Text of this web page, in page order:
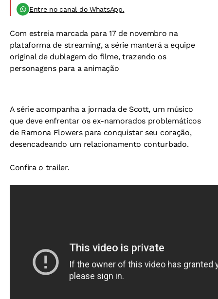
Entre no canal do WhatsApp.
Com estreia marcada para 17 de novembro na
plataforma de streaming, a série manterá a equipe
original de dublagem do filme, trazendo os
personagens para a animação
A série acompanha a jornada de Scott, um músico
que deve enfrentar os ex-namorados problemáticos
de Ramona Flowers para conquistar seu coração,
desencadeando um relacionamento conturbado.
Confira o trailer.